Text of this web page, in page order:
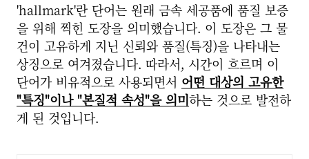
'hallmark'란 단어는 원래 금속 세공품에 품질 보증
을 위해 찍힌 도장을 의미했습니다. 이 도장은 그 물
건이 고유하게 지닌 신뢰와 품질(특징)을 나타내는
상징으로 여겨졌습니다. 따라서, 시간이 흐르며 이
단어가 비유적으로 사용되면서 어떤 대상의 고유한
"특징"이나 "본질적 속성"을 의미하는 것으로 발전하
게 된 것입니다.